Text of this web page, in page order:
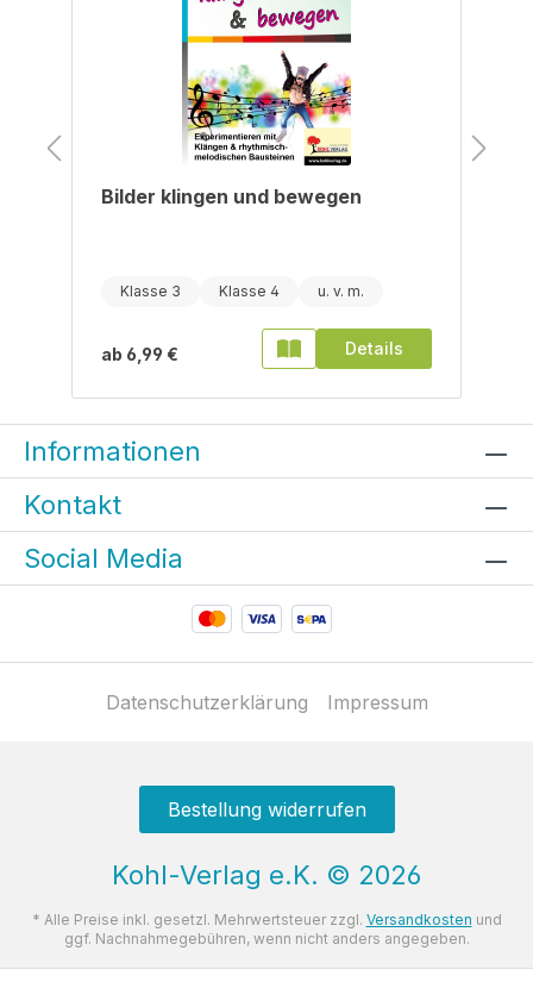
Bilder klingen und bewegen
Klasse 3 Klasse 4
ab 6,99 € Details
Informationen
Kontakt
Social Media
Datenschutzerklärung Impressum
Bestellung widerrufen
Kohl-Verlag e.K. © 2026
* Alle Preise inkl. gesetzl. Mehrwertsteuer zzgl. Versandkosten und
ggf. Nachnahmegebühren, wenn nicht anders angegeben.